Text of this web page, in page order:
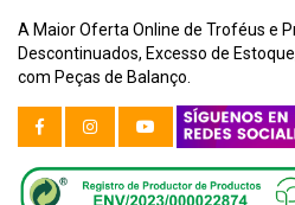
A Maior Oferta Online de Troféus e
Descontinuados, Excesso de
com Peças de Balanço.